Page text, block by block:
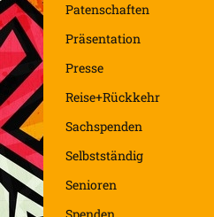
Patenschaften
Präsentation
Presse
Reise+Rückkehr
Sachspenden
Selbstständig
Senioren